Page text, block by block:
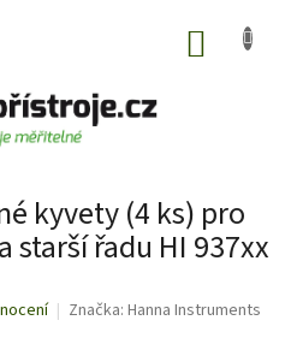
kyvety (4 ks) pro
starší řadu HI 937xx
Značka: Hanna Instruments